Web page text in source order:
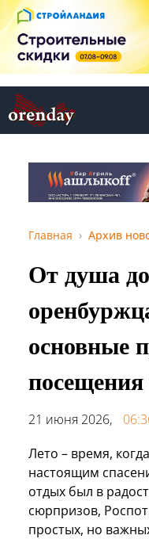
Главная Архив
От душа
основные
посещения
21 июня 2026,
Лето – время,
настоящим
отдых был в
сюрпризов,
простых, но